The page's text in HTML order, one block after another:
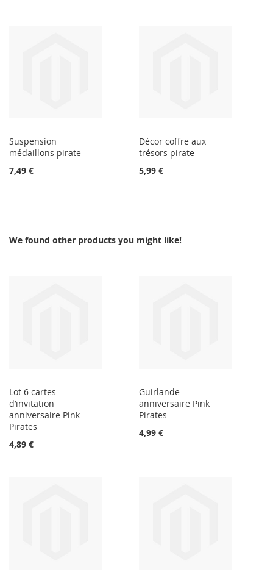
Suspension
médaillons pirate
7,49 €
Décor coffre aux
trésors pirate
5,99 €
We found other products you might like!
Lot 6 cartes
d’invitation
anniversaire Pink
Pirates
4,89 €
Guirlande
anniversaire Pink
Pirates
4,99 €